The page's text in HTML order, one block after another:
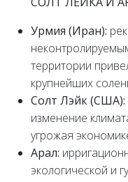
Урмия (Иран):
территории
крупнейших
Солт Лэйк (США):
изменение
угрожая
Арал:
экологической и